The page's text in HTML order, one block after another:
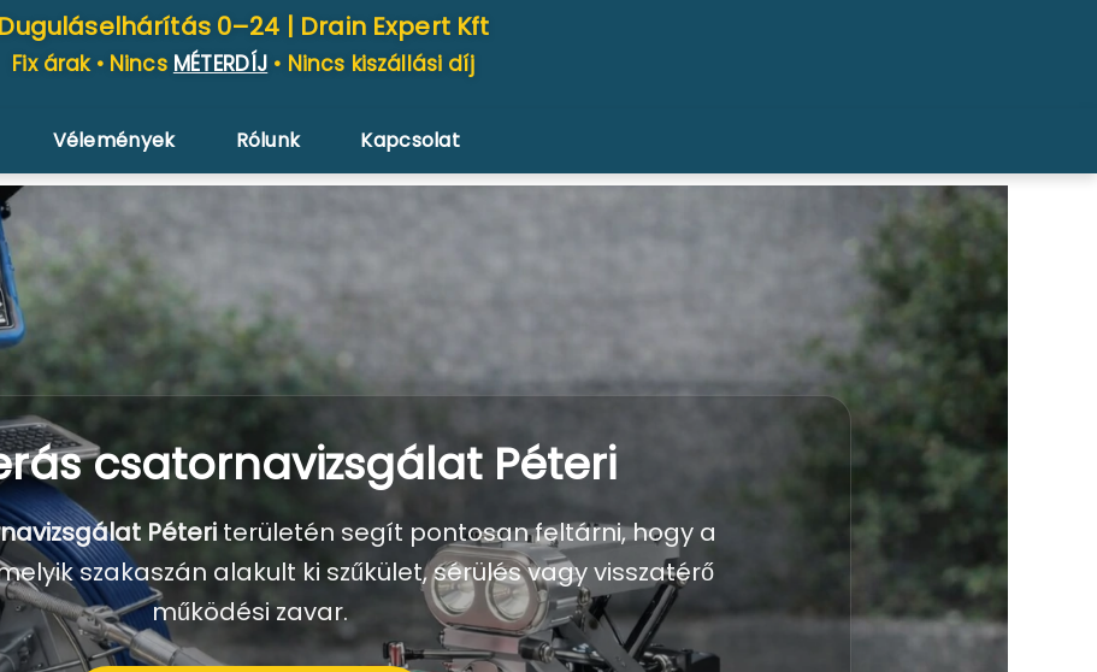
Duguláselhárítás 0–24 | Drain Expert Kft
Fix árak • Nincs MÉTERDÍJ • Nincs kiszállási díj
Vélemények Rólunk Kapcsolat
csatornavizsgálat Péteri
Péteriterületén segít pontosan feltárni, hogy a
szakaszán alakult ki szűkület, sérülés vagy visszatérő
működési zavar.